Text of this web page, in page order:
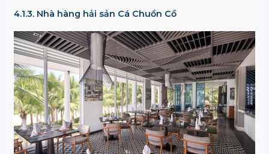
4.1.3. Nhà hàng hải sản Cá Chuồn Cồ